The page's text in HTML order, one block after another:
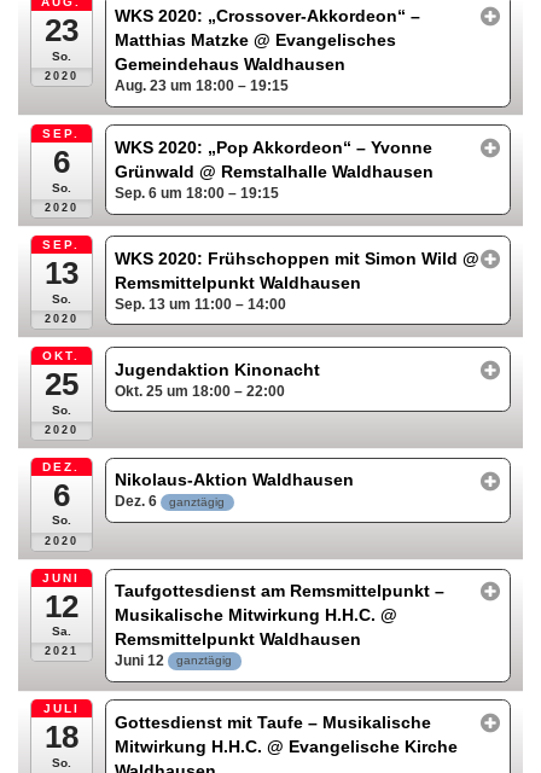
23
So.
2020
WKS 2020: „Crossover-Akkordeon“ –
Matthias Matzke@ Evangelisches
Gemeindehaus Waldhausen
Aug. 23 um 18:00 – 19:15
SEP.
6
So.
2020
WKS 2020: „Pop Akkordeon“ – Yvonne
Grünwald@ Remstalhalle Waldhausen
Sep. 6 um 18:00 – 19:15
SEP.
13
So.
2020
WKS 2020: Frühschoppen mit Simon Wild@
Remsmittelpunkt Waldhausen
Sep. 13 um 11:00 – 14:00
OKT.
25
So.
2020
Jugendaktion Kinonacht
Okt. 25 um 18:00 – 22:00
DEZ.
6
So.
2020
Nikolaus-Aktion Waldhausen
Dez. 6 ganztägig
JUNI
12
Sa.
2021
Taufgottesdienst am Remsmittelpunkt –
Musikalische Mitwirkung H.H.C.@
Remsmittelpunkt Waldhausen
Juni 12 ganztägig
JULI
18
So.
Gottesdienst mit Taufe – Musikalische
Mitwirkung H.H.C.@ Evangelische Kirche